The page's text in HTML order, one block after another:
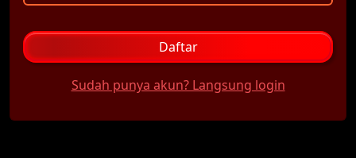
Daftar
Sudah punya akun? Langsung login